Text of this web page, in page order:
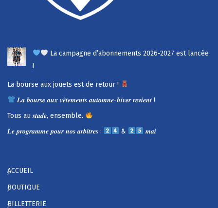
La campagne d’abonnements 2026-2027 est lancée
!
La bourse aux jouets est de retour !
𝑳𝒂 𝒃𝒐𝒖𝒓𝒔𝒆 𝒂𝒖𝒙 𝒗𝒆̂𝒕𝒆𝒎𝒆𝒏𝒕𝒔 𝒂𝒖𝒕𝒐𝒎𝒏𝒆-𝒉𝒊𝒗𝒆𝒓 𝒓𝒆𝒗𝒊𝒆𝒏𝒕 !
Tous au 𝒔𝒕𝒂𝒅𝒆, ensemble.
𝑳𝒆 𝒑𝒓𝒐𝒈𝒓𝒂𝒎𝒎𝒆 𝒑𝒐𝒖𝒓 𝒏𝒐𝒔 𝒂𝒓𝒃𝒊𝒕𝒓𝒆𝒔 :
& 𝒎𝒂𝒊
ACCUEIL
BOUTIQUE
BILLETTERIE